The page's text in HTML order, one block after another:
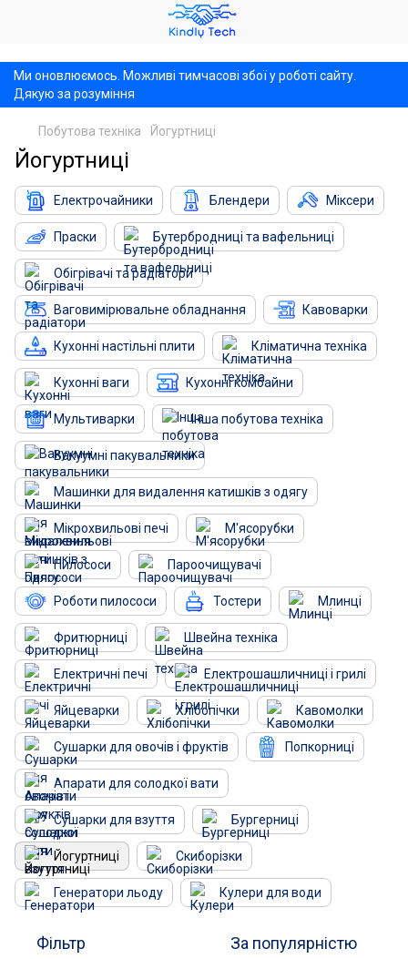
Ми оновлюємось. Можливі тимчасові збої у роботі сайту.
Дякую за розуміння
Побутова техніка Йогуртниці
Йогуртниці
Електрочайники Блендери Міксери
Праски Бутербродниці та вафельниці
Обігрівачі та радіатори
Ваговимірювальне обладнання Кавоварки
Кухонні настільні плити Кліматична техніка
Кухонні ваги Кухонні комбайни
Мультиварки Інша побутова техніка
Вакуумні пакувальники
Машинки для видалення катишків з одягу
Мікрохвильові печі М'ясорубки
Пилососи Пароочищувачі
Роботи пилососи Тостери Млинці
Фритюрниці Швейна техніка
Електричні печі Електрошашличниці і грилі
Яйцеварки Хлібопічки Кавомолки
Сушарки для овочів і фруктів Попкорниці
Апарати для солодкої вати
Сушарки для взуття Бургерниці
Йогуртниці Скиборізки
Генератори льоду Кулери для води
Фільтр За популярністю